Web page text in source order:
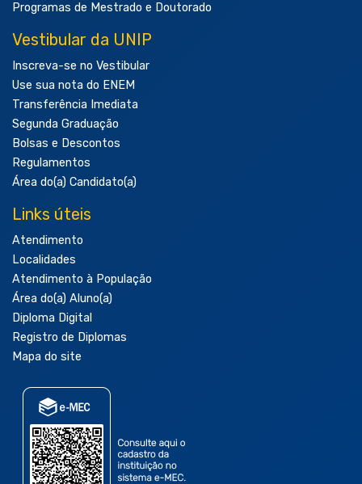
Programas de Mestrado e Doutorado
Vestibular da UNIP
Inscreva-se no Vestibular
Use sua nota do ENEM
Transferência Imediata
Segunda Graduação
Bolsas e Descontos
Regulamentos
Área do(a) Candidato(a)
Links úteis
Atendimento
Localidades
Atendimento à População
Área do(a) Aluno(a)
Diploma Digital
Registro de Diplomas
Mapa do site